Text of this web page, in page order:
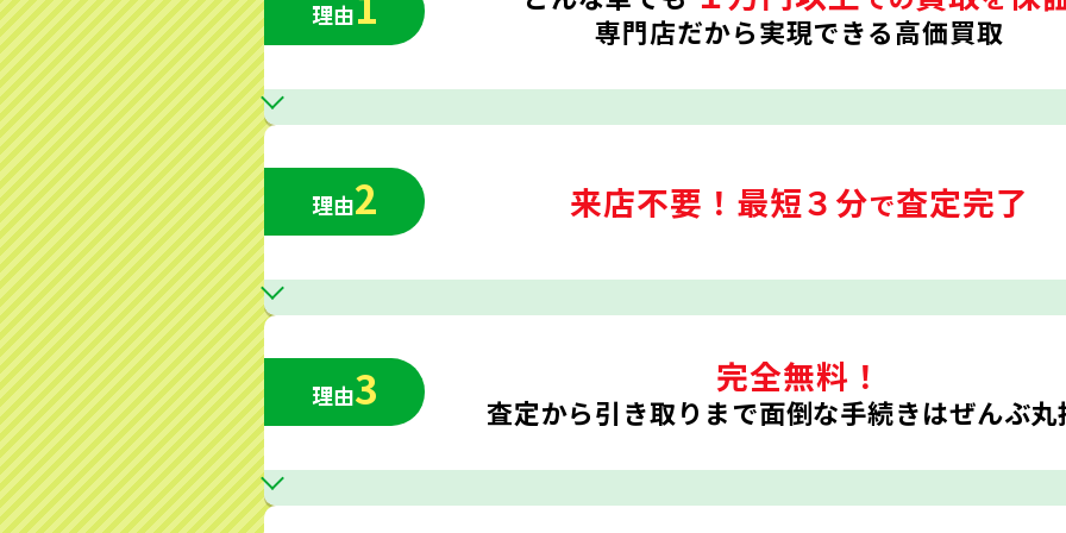
理由 専門店だから実現できる高価買取
理由2 来店不要！ 最短３分で査定完了
理由3 完全無料！
査定から引き取りまで面倒な手続きはぜんぶ